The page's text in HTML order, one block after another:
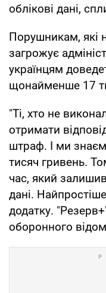
облікові дані,
Порушникам, які
загрожує
українцям
щонайменше 17
"Ті, хто не
отримати
штраф. І ми
тисяч гривень.
час, який
дані.
додатку.
оборонного